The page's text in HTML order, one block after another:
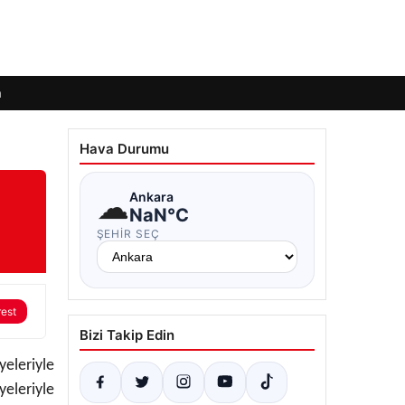
Hava Durumu
☁Ankara
NaN°C
ŞEHIR SEÇ
Bizi Takip Edin